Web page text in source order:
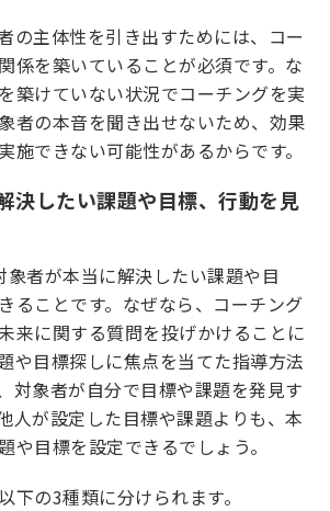
の主体性を引き出すためには、コー
係を築いていることが必須です。な
築けていない状況でコーチングを実
者の本音を聞き出せないため、効果
施できない可能性があるからです。
決したい課題や目標、行動を見
者が本当に解決したい課題や目
ることです。なぜなら、コーチング
来に関する質問を投げかけることに
や目標探しに焦点を当てた指導方法
対象者が自分で目標や課題を発見す
人が設定した目標や課題よりも、本
や目標を設定できるでしょう。
下の3種類に分けられます。